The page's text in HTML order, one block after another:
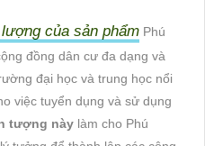
của sản phẩm Phú
đồng dân cư đa dạng và
đại học và trung học nổi
việc tuyển dụng và sử dụng
tượng này làm cho Phú